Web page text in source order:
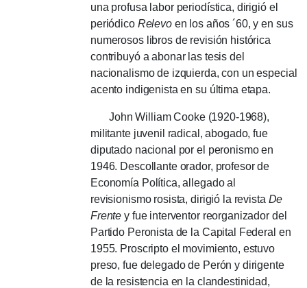
una profusa labor periodística, dirigió el
periódico Relevoen los años ´60, y en sus
numerosos libros de revisión histórica
contribuyó a abonar las tesis del
nacionalismo de izquierda, con un especial
acento indigenista en su última etapa.
John William Cooke (1920-1968),
militante juvenil radical, abogado, fue
diputado nacional por el peronismo en
1946. Descollante orador, profesor de
Economía Política, allegado al
revisionismo rosista, dirigió la revista De
Frente y fue interventor reorganizador del
Partido Peronista de la Capital Federal en
1955. Proscripto el movimiento, estuvo
preso, fue delegado de Perón y dirigente
de la resistencia en la clandestinidad,